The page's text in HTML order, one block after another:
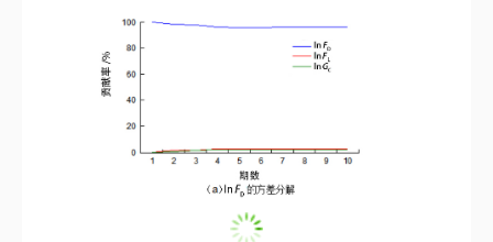
方差分解
方差分解可以将 VAR 系统中的一个变量的方差分解到各个扰动项上。
因此方差分解提供了关于每个扰动因素影响VAR模型内各个变量的相对程
波动均高度依赖自身历史路径，反映凉山州金融体系存在显著的内生惯性，
外部冲击传导效率较低。（2）存款驱动高新技术产业发展。存款资源对产
因果结论，存款积累是产业增长的关键动力。（3）信贷支持缺位。贷款余